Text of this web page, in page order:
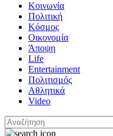
Κοινωνία
Πολιτική
Κόσμος
Οικονομία
Άποψη
Life
Entertainment
Πολιτισμός
Αθλητικά
Video